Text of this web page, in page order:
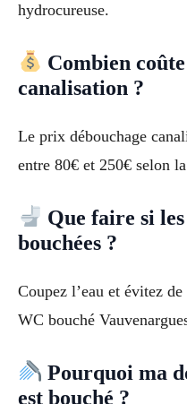
hydrocureuse.
Combien
canalisation ?
Le prix débouchage
entre 80€ et 250€ selon
Que faire si
bouchées ?
Coupez l’eau et évitez
WC bouché
Pourquoi ma
est bouché ?